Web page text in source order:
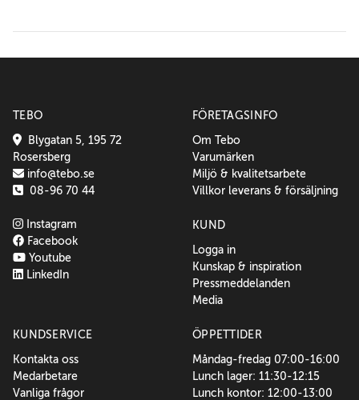
TEBO
Blygatan 5, 195 72
Rosersberg
info@tebo.se
08-96 70 44
Instagram
Facebook
Youtube
LinkedIn
FÖRETAGSINFO
Om Tebo
Varumärken
Miljö & kvalitetsarbete
Villkor leverans & försäljning
KUND
Logga in
Kunskap & inspiration
Pressmeddelanden
Media
KUNDSERVICE
Kontakta oss
Medarbetare
Vanliga frågor
ÖPPETTIDER
Måndag-fredag 07:00-16:00
Lunch lager: 11:30-12:15
Lunch kontor: 12:00-13:00